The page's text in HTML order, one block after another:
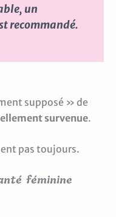
un
recommandé.
supposé » de
survenue.
pas toujours.
féminine